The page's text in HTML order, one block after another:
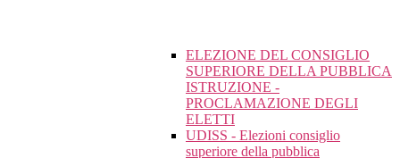
ELEZIONE DEL CONSIGLIO
SUPERIORE DELLA PUBBLICA
ISTRUZIONE -
PROCLAMAZIONE DEGLI
ELETTI
UDISS - Elezioni consiglio
superiore della pubblica